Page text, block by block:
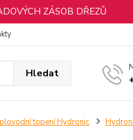
ZÁSOB DŘEZŮ
Hledat
topení Hydronic